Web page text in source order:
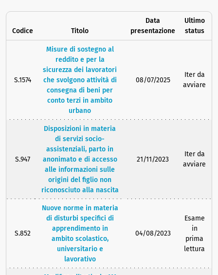
Codice Titolo
Data
presentazione
Ultimo
status
S.1574
Misure di sostegno al
reddito e per la
sicurezza dei lavoratori
che svolgono attività di
consegna di beni per
conto terzi in ambito
urbano
08/07/2025
Iter da
avviare
S.947
Disposizioni in materia
di servizi socio-
assistenziali, parto in
anonimato e di accesso
alle informazioni sulle
origini del figlio non
riconosciuto alla nascita
21/11/2023
Iter da
avviare
S.852
Nuove norme in materia
di disturbi specifici di
apprendimento in
ambito scolastico,
universitario e
lavorativo
04/08/2023
Esame
in
prima
lettura